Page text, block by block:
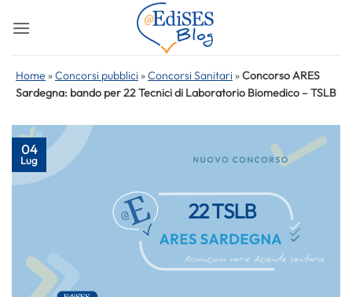
Home »Concorsi pubblici »Concorsi Sanitari »Concorso ARES
Sardegna: bando per 22 Tecnici di Laboratorio Biomedico – TSLB
04
Lug